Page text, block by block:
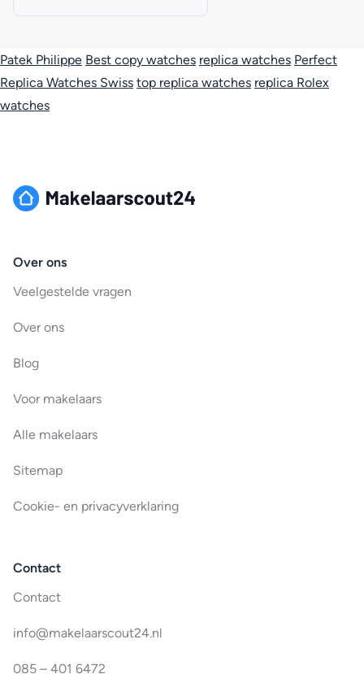
Patek Philippe Best copy watches replica watches Perfect
Replica Watches Swiss top replica watches replica Rolex
watches
Over ons
Veelgestelde vragen
Over ons
Blog
Voor makelaars
Alle makelaars
Sitemap
Cookie- en privacyverklaring
Contact
Contact
info@makelaarscout24.nl
085 – 401 6472